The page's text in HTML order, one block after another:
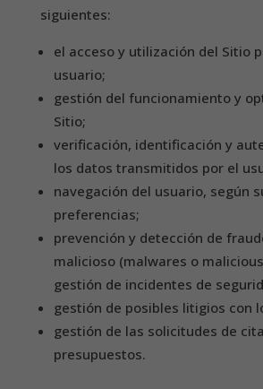
siguientes:
el acceso y utilización del Sitio
usuario;
gestión del funcionamiento y
Sitio;
verificación, identificación y
los datos transmitidos por el
navegación del usuario, según
preferencias;
prevención y detección de
malicioso (malwares o
gestión de incidentes de
gestión de posibles litigios con
gestión de las solicitudes de
presupuestos.